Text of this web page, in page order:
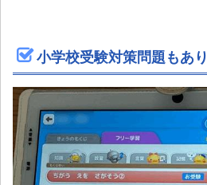
小学校受験対策問題もあり